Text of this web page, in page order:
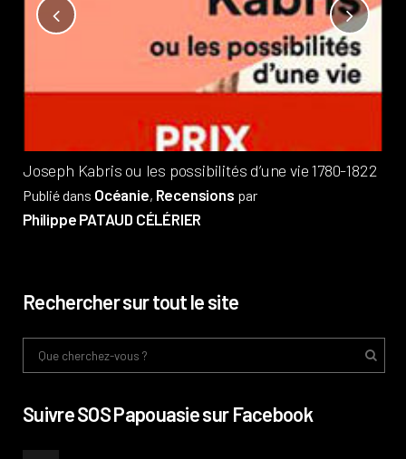
Joseph Kabris ou les possibilités d’une vie 1780-1822
Publié dans Océanie, Recensions par
Philippe PATAUD CÉLÉRIER
Rechercher sur tout le site
Suivre SOS Papouasie sur Facebook